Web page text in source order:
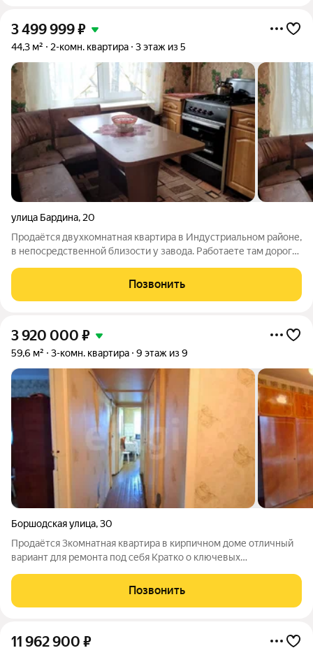
3 499 999₽
44,3 м² 2-комн. квартира 3 этаж из 5
улица Бардина, 20
Продаётся двухкомнатная квартира в Индустриальном районе,
в непосредственной близости у завода. Работаете там дорога
Рассматриваете как вложение? Отличный вариант для дохода:
большинство жителей района
Позвонить
3 920 000 ₽
59,6 м² 3-комн. квартира 9 этаж из 9
Боршодская улица,30
Продаётся 3комнатная квартира в кирпичном доме отличный
вариант для ремонта под себя Кратко о ключевых
планировочных идей; Состояние: косметический ремонт
можно сразу въезжать или сделать
Позвонить
11 962 900 ₽